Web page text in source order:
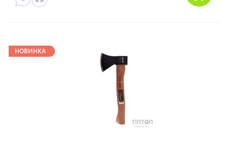
НОВИНКА